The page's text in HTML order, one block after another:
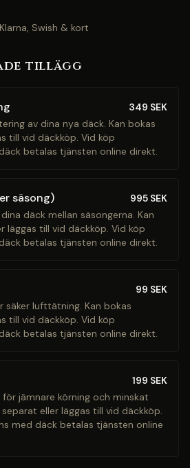
Swish & kort
tillägg
349 SEK
av dina nya däck. Kan bokas
till vid däckköp. Vid köp
betalas tjänsten online direkt.
säsong) 995 SEK
däck mellan säsongerna. Kan
läggas till vid däckköp. Vid köp
betalas tjänsten online direkt.
99 SEK
säker lufttätning. Kan bokas
till vid däckköp. Vid köp
betalas tjänsten online direkt.
199 SEK
för jämnare körning och minskat
eller läggas till vid däckköp.
med däck betalas tjänsten online